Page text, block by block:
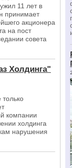
11 лет в
принимает
акционера
на пост
совета
Холдинга"
компании
холдинга
нарушения